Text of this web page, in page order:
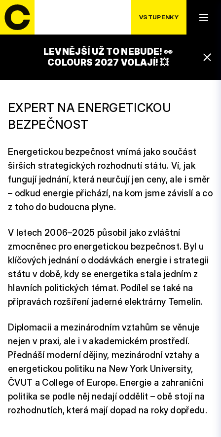
VSTUPENKY
LEVNĚJŠÍ UŽ TO NEBUDE! 👀
COLOURS 2027 VOLAJÍ! 💥
VÁCLAV BARTUŠKA
EXPERT NA ENERGETICKOU
BEZPEČNOST
Energetickou bezpečnost vnímá jako součást
širších strategických rozhodnutí státu. Ví, jak
fungují jednání, která neurčují jen ceny, ale i směr
– odkud energie přichází, na kom jsme závislí a co
z toho do budoucna plyne.
V letech 2006–2025 působil jako zvláštní
zmocněnec pro energetickou bezpečnost. Byl u
klíčových jednání o dodávkách energie i strategii
státu v době, kdy se energetika stala jedním z
hlavních politických témat. Podílel se také na
přípravách rozšíření jaderné elektrárny Temelín.
Diplomacii a mezinárodním vztahům se věnuje
nejen v praxi, ale i v akademickém prostředí.
Přednáší moderní dějiny, mezinárodní vztahy a
energetickou politiku na New York University,
ČVUT a College of Europe. Energie a zahraniční
politika se podle něj nedají oddělit – obě stojí na
rozhodnutích, která mají dopad na roky dopředu.